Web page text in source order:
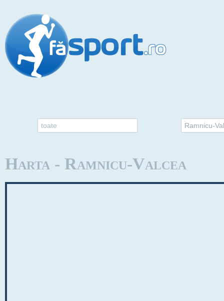
toate Ramnicu-
Harta - Ramnicu-Valcea